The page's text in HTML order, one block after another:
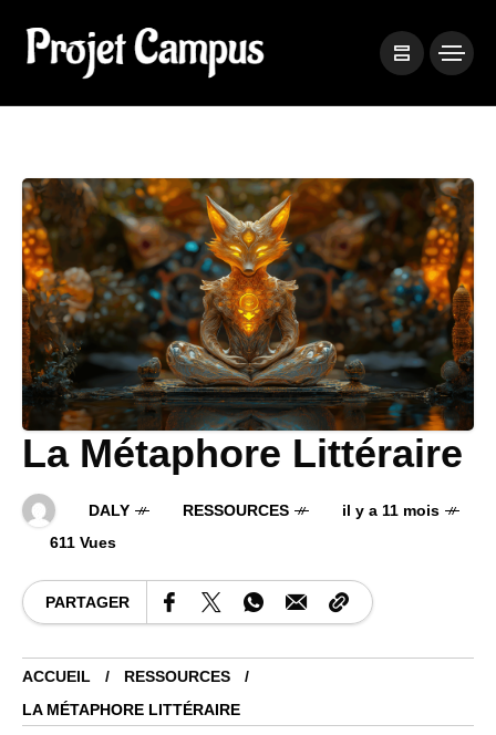
La Métaphore Littéraire
DALY RESSOURCES
il y a 11 mois
611 Vues
PARTAGER
ACCUEIL
RESSOURCES
LA MÉTAPHORE LITTÉRAIRE